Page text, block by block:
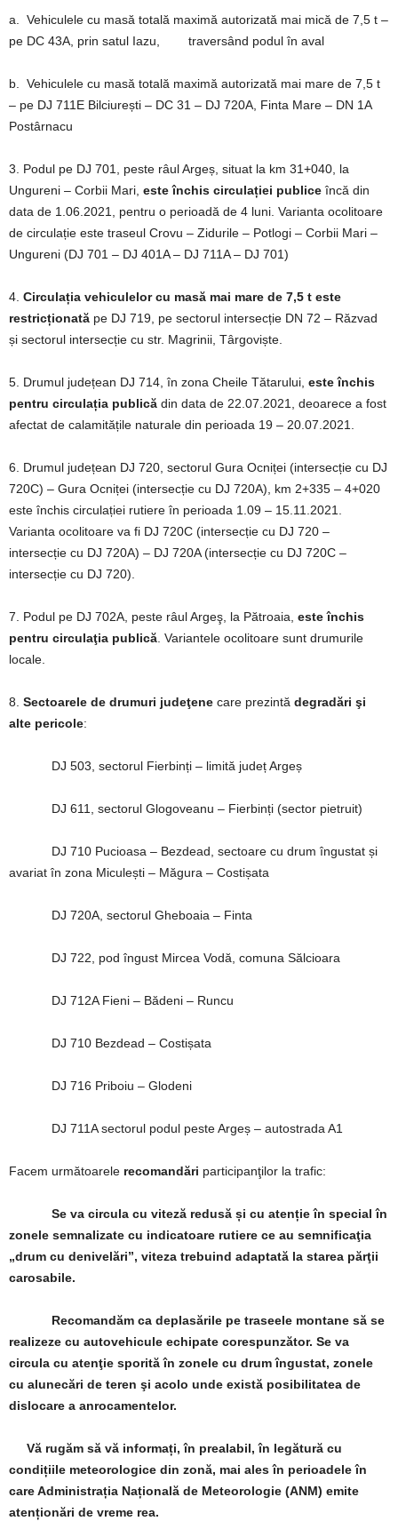
a. Vehiculele cu masă totală maximă autorizată mai mică de 7,5 t –
pe DC 43A, prin satul Iazu, traversând podul în aval
b. Vehiculele cu masă totală maximă autorizată mai mare de 7,5 t
– pe DJ 711E Bilciurești – DC 31 – DJ 720A, Finta Mare – DN 1A
Postârnacu
3. Podul pe DJ 701, peste râul Argeș, situat la km 31+040, la
Ungureni – Corbii Mari, este închis circulației publice încă din
data de 1.06.2021, pentru o perioadă de 4 luni. Varianta ocolitoare
de circulație este traseul Crovu – Zidurile – Potlogi – Corbii Mari –
Ungureni (DJ 701 – DJ 401A – DJ 711A – DJ 701)
4. Circulația vehiculelor cu masă mai mare de 7,5 t este
restricționată pe DJ 719, pe sectorul intersecție DN 72 – Răzvad
și sectorul intersecție cu str. Magrinii, Târgoviște.
5. Drumul județean DJ 714, în zona Cheile Tătarului, este închis
pentru circulația publică din data de 22.07.2021, deoarece a fost
afectat de calamitățile naturale din perioada 19 – 20.07.2021.
6. Drumul județean DJ 720, sectorul Gura Ocniței (intersecție cu DJ
720C) – Gura Ocniței (intersecție cu DJ 720A), km 2+335 – 4+020
este închis circulației rutiere în perioada 1.09 – 15.11.2021.
Varianta ocolitoare va fi DJ 720C (intersecție cu DJ 720 –
intersecție cu DJ 720A) – DJ 720A (intersecție cu DJ 720C –
intersecție cu DJ 720).
7. Podul pe DJ 702A, peste râul Argeş, la Pătroaia, este închis
pentru circulaţia publică . Variantele ocolitoare sunt drumurile
locale.
8. Sectoarele de drumuri judeţene care prezintă degradări şi
alte pericole:
DJ 503, sectorul Fierbinți – limită județ Argeș
DJ 611, sectorul Glogoveanu – Fierbinți (sector pietruit)
DJ 710 Pucioasa – Bezdead, sectoare cu drum îngustat și
avariat în zona Miculești – Măgura – Costișata
DJ 720A, sectorul Gheboaia – Finta
DJ 722, pod îngust Mircea Vodă, comuna Sălcioara
DJ 712A Fieni – Bădeni – Runcu
DJ 710 Bezdead – Costișata
DJ 716 Priboiu – Glodeni
DJ 711A sectorul podul peste Argeș – autostrada A1
Facem următoarele recomandări participanţilor la trafic:
Se va circula cu viteză redusă și cu atenție în special în
zonele semnalizate cu indicatoare rutiere ce au semnificaţia
„drum cu denivelări”, viteza trebuind adaptată la starea părţii
carosabile.
Recomandăm ca deplasările pe traseele montane să se
realizeze cu autovehicule echipate corespunzător. Se va
circula cu atenţie sporită în zonele cu drum îngustat, zonele
cu alunecări de teren şi acolo unde există posibilitatea de
dislocare a anrocamentelor.
Vă rugăm să vă informați, în prealabil, în legătură cu
condițiile meteorologice din zonă, mai ales în perioadele în
care Administrația Națională de Meteorologie (ANM) emite
atenționări de vreme rea.